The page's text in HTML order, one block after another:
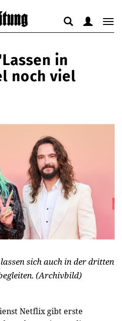
anzeigen
Suche
anzeigen
verbergen
in
noch viel
sich auch in der dritten
(Archivbild)
Netflix gibt erste